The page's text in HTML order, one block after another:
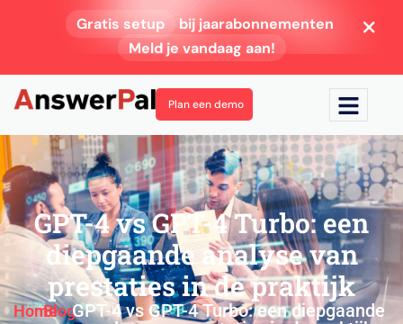
Gratis setup bij jaarabonnementen
Meld je vandaag aan!
Plan een demo
GPT-4 vs GPT-4 Turbo: een
diepgaande analyse van
prestaties in de praktijk
HomeBlogGPT-4 vs GPT-4 Turbo: een diepgaande